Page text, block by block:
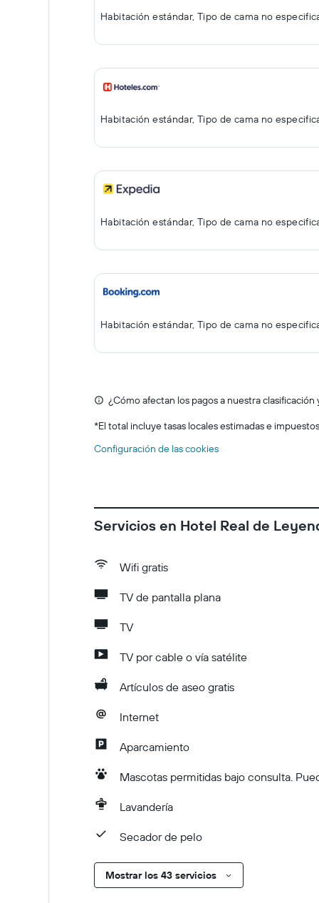
Habitación estándar, Tipo de cama no
Habitación estándar, Tipo de cama no
Habitación estándar, Tipo de cama no
Habitación estándar, Tipo de cama no
¿Cómo afectan los pagos a nuestra
*El total incluye tasas locales estimadas e
Configuración de las cookies
Servicios en Hotel Real de
Wifi gratis
TV de pantalla plana
TV
TV por cable o vía satélite
Artículos de aseo gratis
Internet
Aparcamiento
Mascotas permitidas bajo consulta.
Lavandería
Secador de pelo
Mostrar los 43 servicios